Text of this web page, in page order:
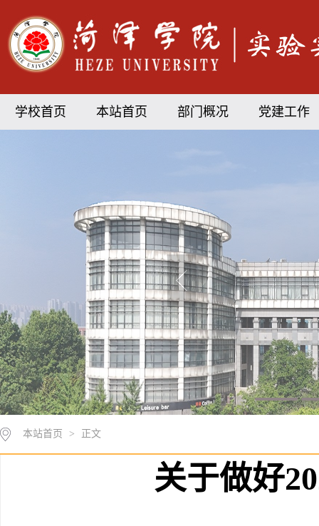
学校首页 本站首页 部门概况 党建工作
本站首页 > 正文
关于做好